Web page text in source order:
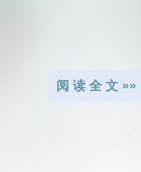
阅 读 全 文 »»